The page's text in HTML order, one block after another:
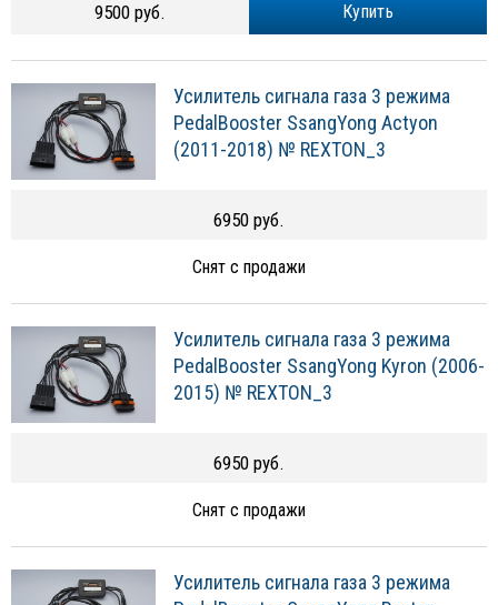
Купить
9500 руб.
Усилитель сигнала газа 3 режима
PedalBooster SsangYong Actyon
(2011-2018) № REXTON_3
6950 руб.
Снят с продажи
Усилитель сигнала газа 3 режима
PedalBooster SsangYong Kyron (2006-
2015) № REXTON_3
6950 руб.
Снят с продажи
Усилитель сигнала газа 3 режима